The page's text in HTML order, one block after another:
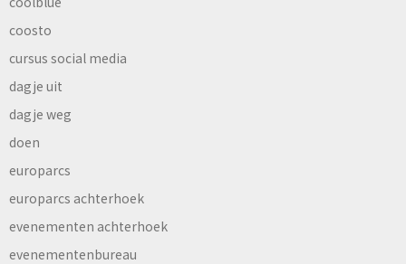
coosto
cursus social media
dagje uit
dagje weg
doen
europarcs
europarcs achterhoek
evenementen achterhoek
evenementenbureau